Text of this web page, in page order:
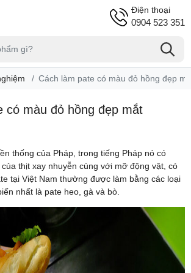
Điện thoại
0904 523 351
Cách làm pate có màu đỏ hồng đẹp
có màu đỏ hồng đẹp mắt
thống của Pháp, trong tiếng Pháp nó có
thịt xay nhuyễn cùng với mỡ động vật, có
tại Việt Nam thường được làm bằng các loại
nhất là pate heo, gà và bò.